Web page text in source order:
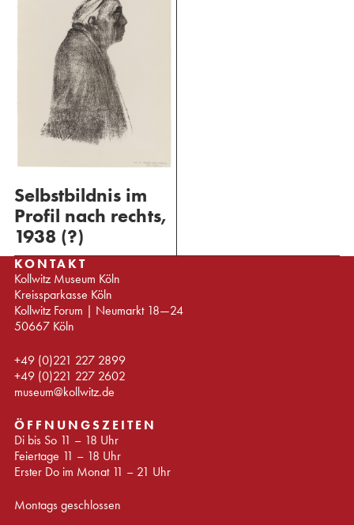
Selbstbildnis im
Profil nach rechts,
1938 (?)
KONTAKT
Kollwitz Museum Köln
Kreissparkasse Köln
Kollwitz Forum | Neumarkt 18—24
50667 Köln
+49 (0)221 227 2899
+49 (0)221 227 2602
museum@kollwitz.de
ÖFFNUNGSZEITEN
Di bis So 11 – 18 Uhr
Feiertage 11 – 18 Uhr
Erster Do im Monat 11 – 21 Uhr
Montags geschlossen